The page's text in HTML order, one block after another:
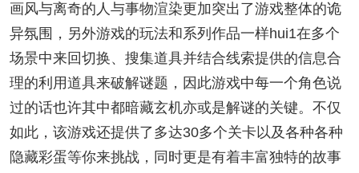
画风与离奇的人与事物渲染更加突出了游戏整体的诡
异氛围，另外游戏的玩法和系列作品一样hui1在多个
场景中来回切换、搜集道具并结合线索提供的信息合
理的利用道具来破解谜题，因此游戏中每一个角色说
过的话也许其中都暗藏玄机亦或是解谜的关键。不仅
如此，该游戏还提供了多达30多个关卡以及各种各种
隐藏彩蛋等你来挑战，同时更是有着丰富独特的故事